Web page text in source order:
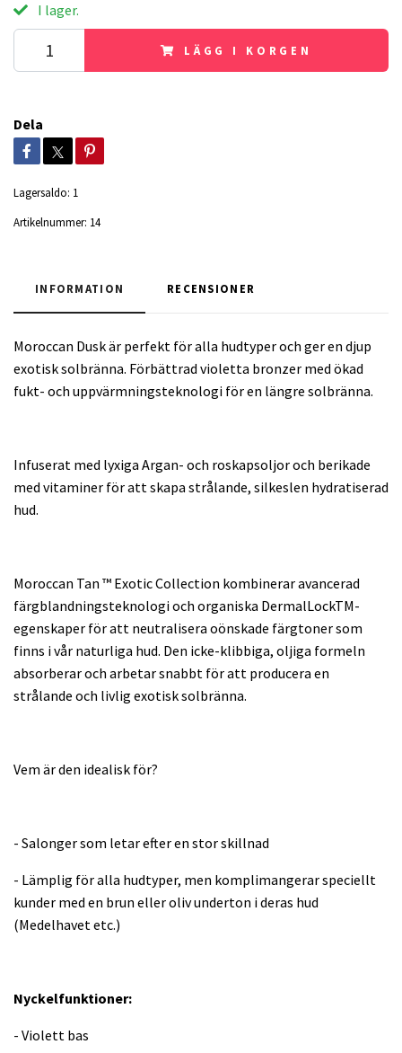
I lager.
LÄGG I KORGEN
Dela
Lagersaldo: 1
Artikelnummer: 14
INFORMATION RECENSIONER
Moroccan Dusk är perfekt för alla hudtyper och ger en djup
exotisk solbränna. Förbättrad violetta bronzer med ökad
fukt- och uppvärmningsteknologi för en längre solbränna.
Infuserat med lyxiga Argan- och roskapsoljor och berikade
med vitaminer för att skapa strålande, silkeslen hydratiserad
hud.
Moroccan Tan ™ Exotic Collection kombinerar avancerad
färgblandningsteknologi och organiska DermalLockTM-
egenskaper för att neutralisera oönskade färgtoner som
finns i vår naturliga hud. Den icke-klibbiga, oljiga formeln
absorberar och arbetar snabbt för att producera en
strålande och livlig exotisk solbränna.
Vem är den idealisk för?
- Salonger som letar efter en stor skillnad
- Lämplig för alla hudtyper, men komplimangerar speciellt
kunder med en brun eller oliv underton i deras hud
(Medelhavet etc.)
Nyckelfunktioner:
- Violett bas